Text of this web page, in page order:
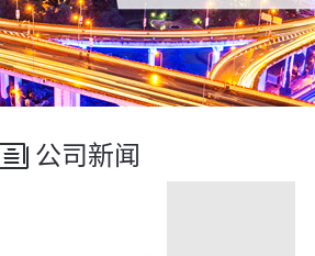
公司新闻